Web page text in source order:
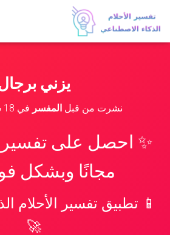
يزني
نشرت من قبلالمفسر في 18 سبتمبر، 2023
✨ احصل على تفسير
مجانًا وبشكل
🚀